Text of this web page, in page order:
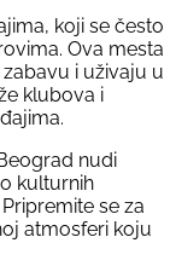
koji se često
Ova mesta
i uživaju u
klubova i
nudi
kulturnih
se za
atmosferi koju